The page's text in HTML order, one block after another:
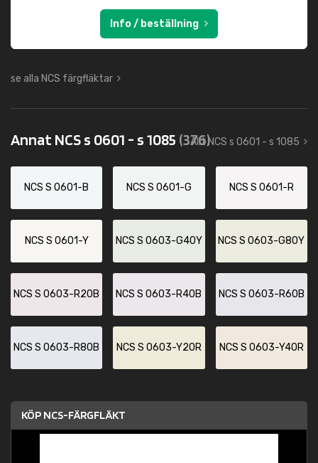
Info / beställning
se alla NCS färgfläktar
Annat NCS s 0601 - s 1085 (376)
Allt NCS s 0601 - s 1085
NCS S 0601-B NCS S 0601-G NCS S 0601-R
NCS S 0601-Y NCS S 0603-G40Y NCS S 0603-G80Y
NCS S 0603-R20B NCS S 0603-R40B NCS S 0603-R60B
NCS S 0603-R80B NCS S 0603-Y20R NCS S 0603-Y40R
KÖP NCS-FÄRGFLÄKT